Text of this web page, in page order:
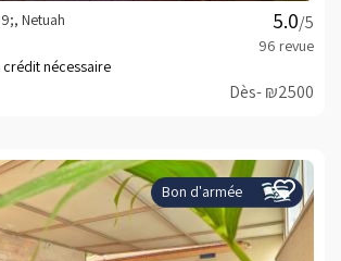
/5
Netuah
Dès- ₪2500
Bon d'armée